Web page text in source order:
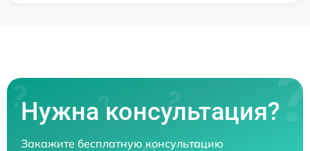
Нужна консультация?
Закажите бесплатную консультацию